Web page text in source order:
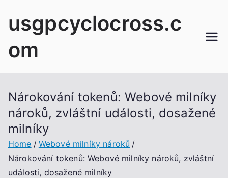
usgpcyclocross.c
om
Nárokování tokenů: Webové milníky
nároků, zvláštní události, dosažené
milníky
Home
Webové milníky nároků
Nárokování tokenů: Webové milníky nároků, zvláštní
události, dosažené milníky